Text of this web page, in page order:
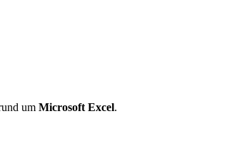
um Microsoft Excel.